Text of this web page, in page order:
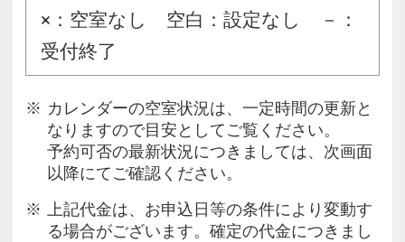
×：空室なし 空白：設定なし －：
受付終了
カレンダーの空室状況は、一定時間の更新と
なりますので目安としてご覧ください。
予約可否の最新状況につきましては、次画面
以降にてご確認ください。
上記代金は、お申込日等の条件により変動す
る場合がございます。確定の代金につきまし